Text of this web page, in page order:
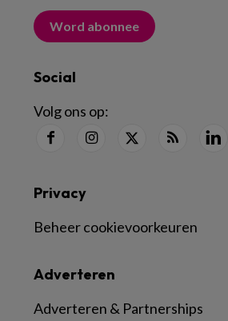
Word abonnee
Social
Volg ons op:
Adverteren
Adverteren & Partnerships
Privacy
Beheer cookievoorkeuren